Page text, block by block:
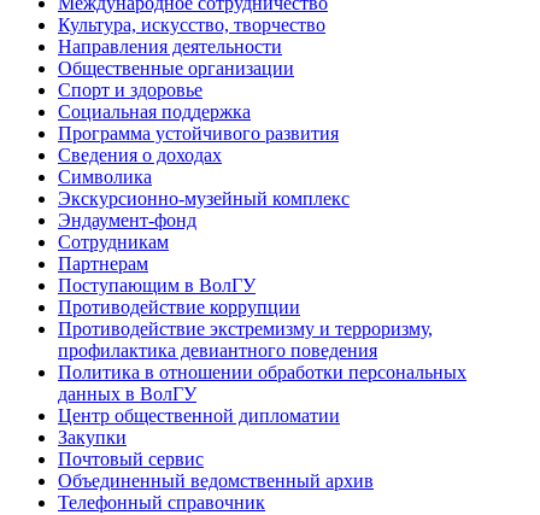
Культура, искусство, творчество
Направления деятельности
Общественные организации
Спорт и здоровье
Социальная поддержка
Программа устойчивого развития
Сведения о доходах
Символика
Экскурсионно-музейный комплекс
Эндаумент-фонд
Сотрудникам
Партнерам
Поступающим в ВолГУ
Противодействие коррупции
Противодействие экстремизму и терроризму,
профилактика девиантного поведения
Политика в отношении обработки персональных
данных в ВолГУ
Центр общественной дипломатии
Закупки
Почтовый сервис
Объединенный ведомственный архив
Телефонный справочник